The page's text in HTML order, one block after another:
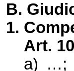
B.
1.
Art. 10
a)
…;